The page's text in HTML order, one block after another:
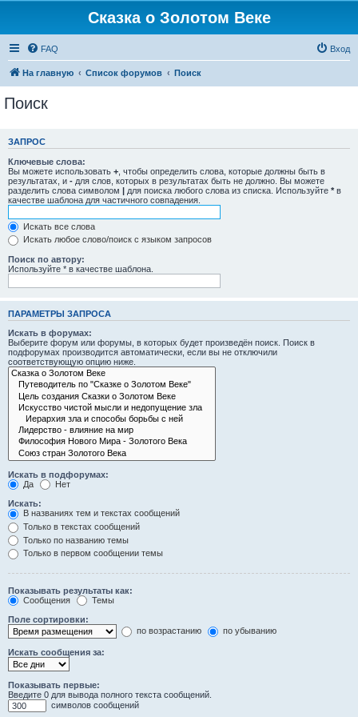
Сказка о Золотом Веке
FAQ Вход
На главную Список форумов Поиск
Поиск
ЗАПРОС
Ключевые слова:
Вы можете использовать + , чтобы определить слова, которые должны быть в
результатах, и - для слов, которых в результатах быть не должно. Вы можете
разделить слова символом | для поиска любого слова из списка. Используйте * в
качестве шаблона для частичного совпадения.
Искать все слова
Искать любое слово/поиск с языком запросов
Поиск по автору:
Используйте * в качестве шаблона.
ПАРАМЕТРЫ ЗАПРОСА
Искать в форумах:
Выберите форум или форумы, в которых будет произведён поиск. Поиск в
подфорумах производится автоматически, если вы не отключили
соответствующую опцию ниже.
Искать в подфорумах:
Да
Нет
Искать:
В названиях тем и текстах сообщений
Только в текстах сообщений
Только по названию темы
Только в первом сообщении темы
Показывать результаты как:
Сообщения
Темы
Поле сортировки:
по возрастанию
по убыванию
Искать сообщения за:
Показывать первые:
Введите 0 для вывода полного текста сообщений.
символов сообщений